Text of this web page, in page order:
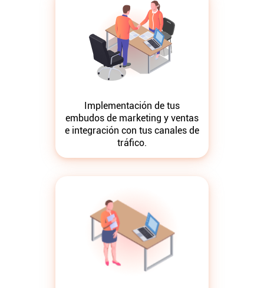
Implementación de tus
embudos de marketing y ventas
e integración con tus canales de
tráfico.